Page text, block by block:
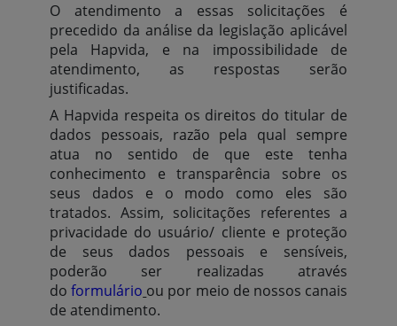
O atendimento a essas solicitações é
precedido da análise da legislação aplicável
pela Hapvida, e na impossibilidade de
atendimento, as respostas serão
justificadas.
A Hapvida respeita os direitos do titular de
dados pessoais, razão pela qual sempre
atua no sentido de que este tenha
conhecimento e transparência sobre os
seus dados e o modo como eles são
tratados. Assim, solicitações referentes a
privacidade do usuário/ cliente e proteção
de seus dados pessoais e sensíveis,
poderão ser realizadas através
do formulário ou por meio de nossos canais
de atendimento.